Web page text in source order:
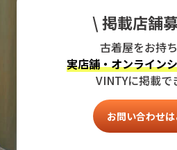
\ 掲載店舗
古着屋をお持
実店舗・オンライン
VINTYに掲載で
お問い合わせは